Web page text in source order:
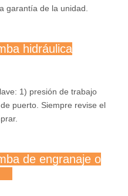
garantía de la unidad.
hidráulica
1) presión de trabajo
puerto. Siempre revise el
de engranaje o